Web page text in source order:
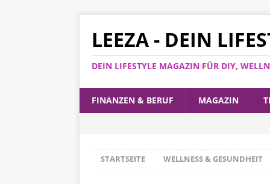
LEEZA - DEIN
DEIN LIFESTYLE MAGAZIN FÜR DIY,
FINANZEN & BERUF MAGAZIN
STARTSEITE WELLNESS & GESUNDHEIT